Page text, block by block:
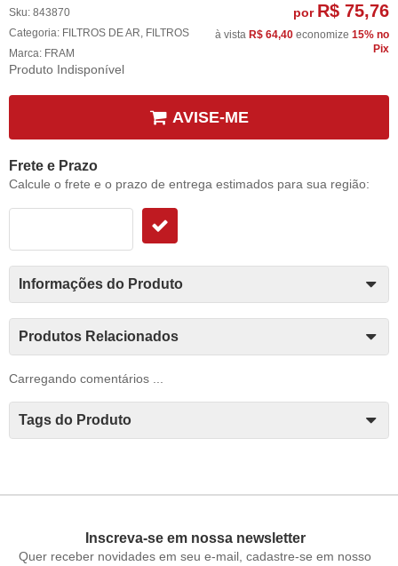
Sku: 843870
Categoria: FILTROS DE AR, FILTROS
Marca: FRAM
Produto Indisponível
por R$ 75,76
à vista R$ 64,40 economize 15% no
Pix
AVISE-ME
Frete e Prazo
Calcule o frete e o prazo de entrega estimados para sua região:
Informações do Produto
Produtos Relacionados
Carregando comentários ...
Tags do Produto
Inscreva-se em nossa newsletter
Quer receber novidades em seu e-mail, cadastre-se em nosso